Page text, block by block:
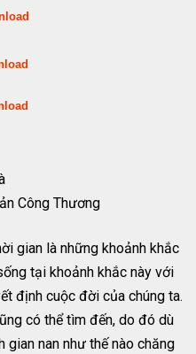
Công Thương
gian là những khoảnh khắc
tại khoảnh khắc này với
định cuộc đời của chúng ta.
có thể tìm đến, do đó dù
gian nan như thế nào chăng